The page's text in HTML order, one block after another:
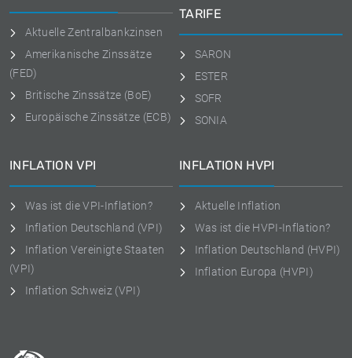
Aktuelle Zentralbankzinsen
Amerikanische Zinssätze
(FED)
Britische Zinssätze (BoE)
Europäische Zinssätze (ECB)
TARIFE
SARON
ESTER
SOFR
SONIA
INFLATION VPI
Was ist die VPI-Inflation?
Inflation Deutschland (VPI)
Inflation Vereinigte Staaten
(VPI)
Inflation Schweiz (VPI)
INFLATION HVPI
Aktuelle Inflation
Was ist die HVPI-Inflation?
Inflation Deutschland (HVPI)
Inflation Europa (HVPI)